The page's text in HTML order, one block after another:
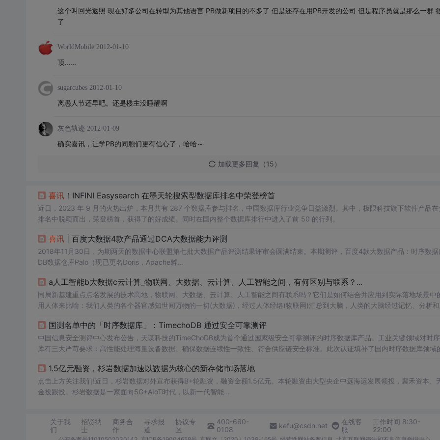
这个叫回光返照 现在好多公司在转型为其他语言 PB做新项目的不多了 但是还存在用PB开发的公司 但是程序员就是那么一群
了
WorldMobile 2012-01-10
顶......
sugarcubes 2012-01-10
离愚人节还早吧。还是楼主没睡醒啊
灰色轨迹 2012-01-09
确实喜讯，让学PB的同胞们更有信心了，哈哈～
加载更多回复（15）
喜讯！INFINI Easysearch 在墨天轮搜索型数据库排名中荣登榜首
近日，2023 年 9 月的火热出炉，本月共有 287 个数据库参与排名，中国数据库行业竞争日益激烈。其中，极限科技旗下软件产品在
排名中脱颖而出，荣登榜首，获得了的好成绩。同时在国内整个数据库排行中进入了前 50 的行列。
喜讯| 百度大数据4款产品通过DCA大数据能力评测
2018年11月30日，为期两天的数据中心联盟第七批大数据产品评测结果评审会圆满结束。本期测评，百度4款大数据产品：时序数据
DB数据仓库Palo（现已更名Doris，Apache孵...
a人工智能b大数据c云计算_物联网、大数据、云计算、人工智能之间，有何区别与联系？...
同属新基建重点点名发展的技术高地，物联网、大数据、云计算、人工智能之间有联系吗？它们是如何结合并应用到实际落地场景中
用人体来比喻：我们人类的各个器官感知世间万物的一切(大数据)，经过人体经络(物联网)汇总到大脑，人类的大脑经过记忆、分析和
彼此依附。物联网是...
国测名单中的「时序数据库」：TimechoDB 通过安全可靠测评
中国信息安全测评中心发布公告，天谋科技的TimeChoDB成为首个通过国家级安全可靠测评的时序数据库产品。工业关键领域对时
库有三大严苛要求：高性能处理海量设备数据、确保数据连续性一致性、符合供应链安全标准。此次认证填补了国内时序数据库领域
了其在核心技术自主性和全生命周期安全性方面的合规实力，将助力工业核心系统实现自主可控。
1.5亿元融资，杉岩数据加速以数据为核心的新存储市场落地
点击上方关注我们!近日，杉岩数据对外宣布获得B+轮融资，融资金额1.5亿元。本轮融资由大型央企中远海运发展领投，襄禾资本、
金投跟投。杉岩数据是一家面向5G+AIoT时代，以新一代智能...
关于我
们
招贤纳
士
商务合
作
寻求报
道
协议专
区
400-660-
0108
kefu@csdn.net
在线客
服
工作时间 8:30-
22:00